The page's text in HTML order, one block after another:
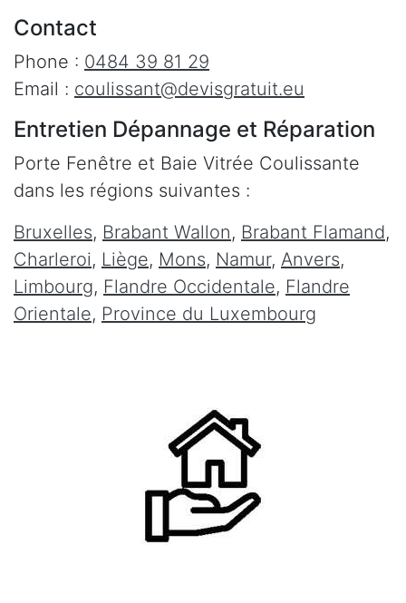
Contact
Phone : 0484 39 81 29
Email : coulissant@devisgratuit.eu
Entretien Dépannage et Réparation
Porte Fenêtre et Baie Vitrée Coulissante
dans les régions suivantes :
Bruxelles, Brabant Wallon, Brabant Flamand,
Charleroi, Liège, Mons, Namur, Anvers,
Limbourg, Flandre Occidentale, Flandre
Orientale, Province du Luxembourg